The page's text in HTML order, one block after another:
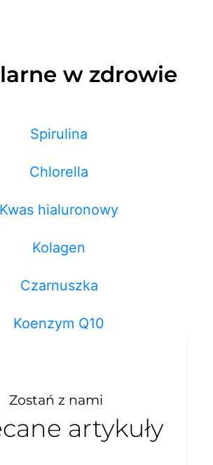
w zdrowie
Spirulina
Chlorella
Kwas hialuronowy
Kolagen
Czarnuszka
Koenzym Q10
Zostań z nami
artykuły